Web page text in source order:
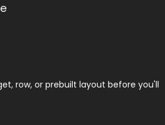
row, or prebuilt layout before you'll